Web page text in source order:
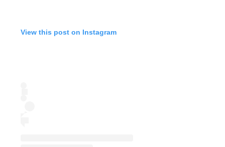
View this post on Instagram